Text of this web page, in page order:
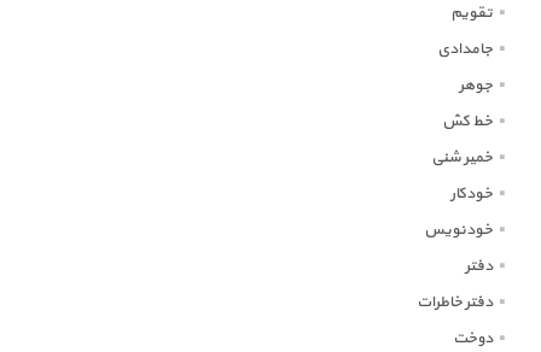
تقویم
جامدادی
جوهر
خط کش
خمیر شنی
خودکار
خودنویس
دفتر
دفتر خاطرات
دوخت